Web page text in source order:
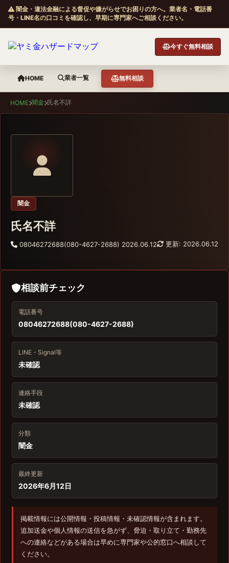
闇金・違法金融による督促や嫌がらせでお困りの方へ。業者名・電話番
号・LINE名の口コミを確認し、早期に専門家へご相談ください。
今すぐ無料相談
HOME 業者一覧 無料相談
HOME 闇金 氏名不詳
闇金
氏名不詳
08046272688(080-4627-2688) 2026.06.12 更新: 2026.06.12
相談前チェック
電話番号
08046272688(080-4627-2688)
LINE・Signal等
未確認
連絡手段
未確認
分類
闇金
最終更新
2026年6月12日
掲載情報には公開情報・投稿情報・未確認情報が含まれます。
追加送金や個人情報の送信を急がず、脅迫・取り立て・勤務先
への連絡などがある場合は早めに専門家や公的窓口へ相談して
ください。